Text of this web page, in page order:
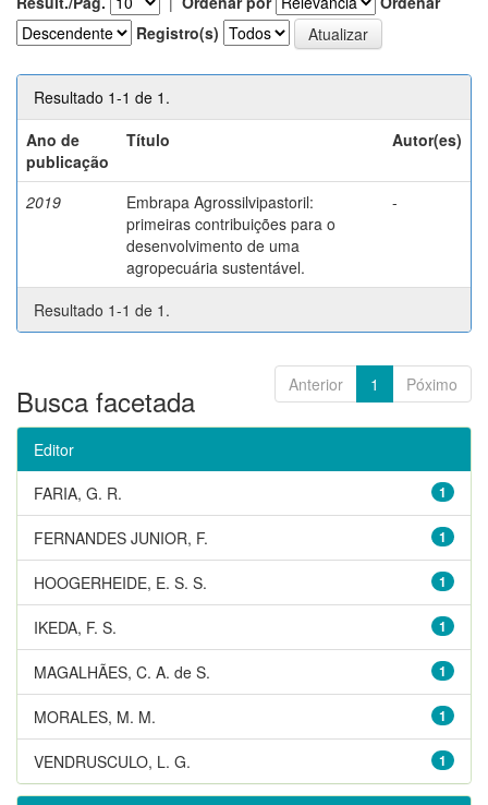
Registro(s)
Resultado 1-1 de 1.
Ano de
publicação
Título Autor(es)
2019
Embrapa Agrossilvipastoril:
primeiras contribuições para o
desenvolvimento de uma
agropecuária sustentável.
-
Resultado 1-1 de 1.
Anterior 1 Póximo
Busca facetada
Editor
1
FARIA, G. R.
1
FERNANDES JUNIOR, F.
1
HOOGERHEIDE, E. S. S.
1
IKEDA, F. S.
1
MAGALHÃES, C. A. de S.
1
MORALES, M. M.
1
VENDRUSCULO, L. G.